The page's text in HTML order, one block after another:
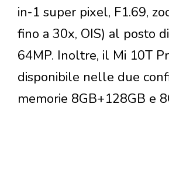
in-1 super pixel, F1.69,
fino a 30x, OIS) al posto
64MP. Inoltre, il Mi 10T
disponibile nelle due
memorie 8GB+128GB e